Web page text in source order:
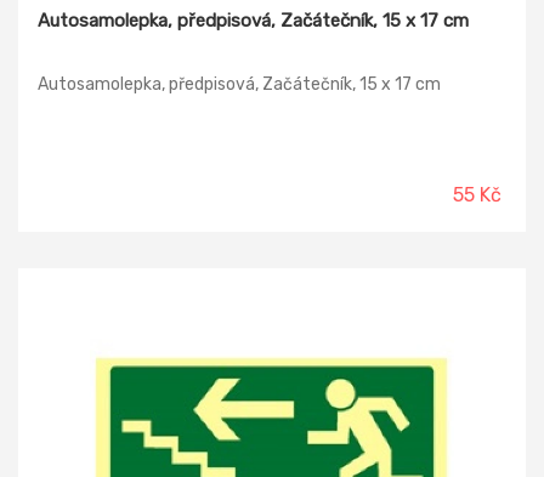
Autosamolepka, předpisová, Začátečník, 15 x 17 cm
Autosamolepka, předpisová, Začátečník, 15 x 17 cm
55 Kč